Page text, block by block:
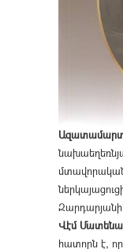
Վէմ
հատորն է,